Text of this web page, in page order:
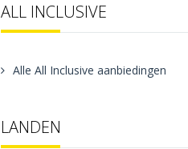
ALL INCLUSIVE
Alle All Inclusive aanbiedingen
LANDEN